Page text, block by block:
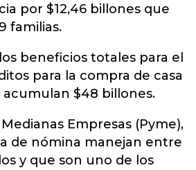
por $12,46 billones que
familias.
beneficios totales para el
para la compra de casa
acumulan $48 billones.
Empresas (Pyme),
de nómina manejan entre
y que son uno de los